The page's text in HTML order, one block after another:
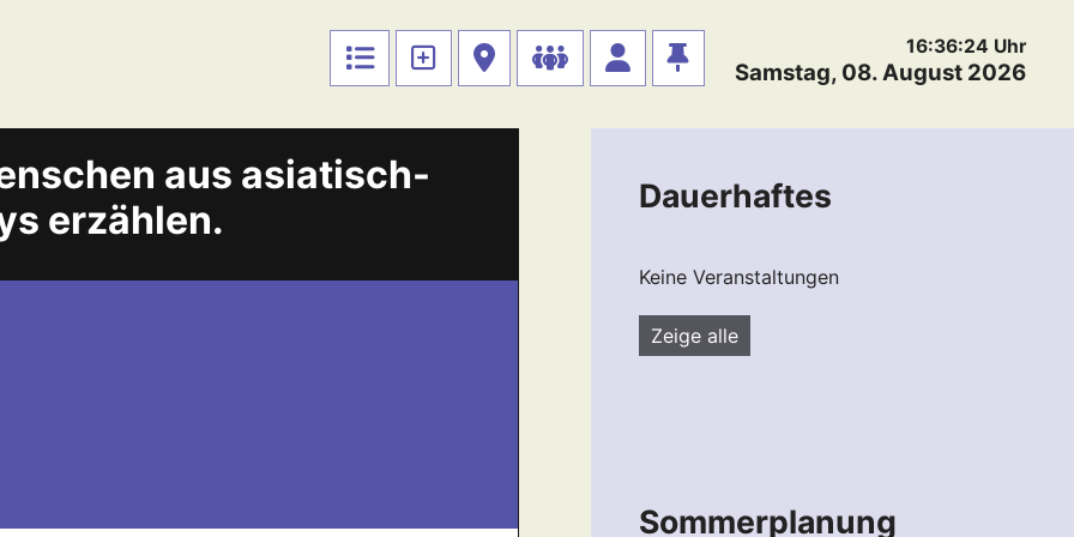
16:36:25 Uhr
Samstag, 08. August 2026
aus asiatisch-
erzählen.
Dauerhaftes
Keine Veranstaltungen
Zeige alle
Sommerplanung